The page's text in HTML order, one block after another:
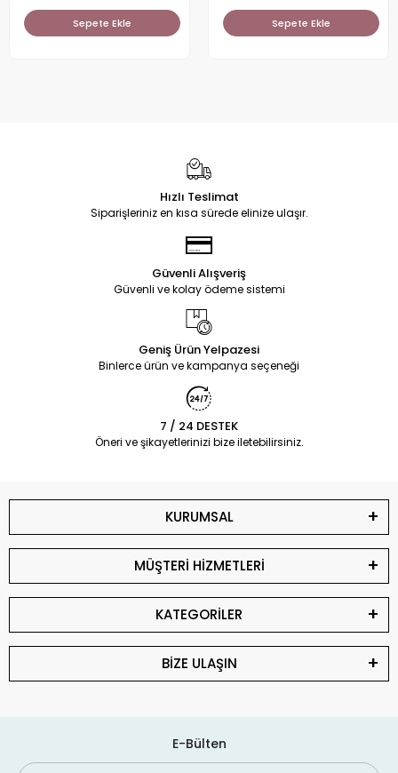
Sepete Ekle Sepete Ekle
Hızlı Teslimat
Siparişleriniz en kısa sürede elinize ulaşır.
Güvenli Alışveriş
Güvenli ve kolay ödeme sistemi
Geniş Ürün Yelpazesi
Binlerce ürün ve kampanya seçeneği
7 / 24 DESTEK
Öneri ve şikayetlerinizi bize iletebilirsiniz.
KURUMSAL
MÜŞTERİ HİZMETLERİ
KATEGORİLER
BİZE ULAŞIN
E-Bülten